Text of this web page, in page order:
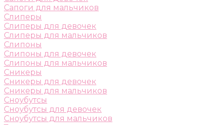
Сапоги для мальчиков
Слиперы
Слиперы для девочек
Слиперы для мальчиков
Слипоны
Слипоны для девочек
Слипоны для мальчиков
Сникеры
Сникеры для девочек
Сникеры для мальчиков
Сноубутсы
Сноубутсы для девочек
Сноубутсы для мальчиков